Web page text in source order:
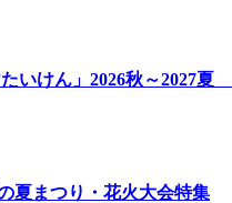
いけん」2026秋～2027夏
夏まつり・花火大会特集